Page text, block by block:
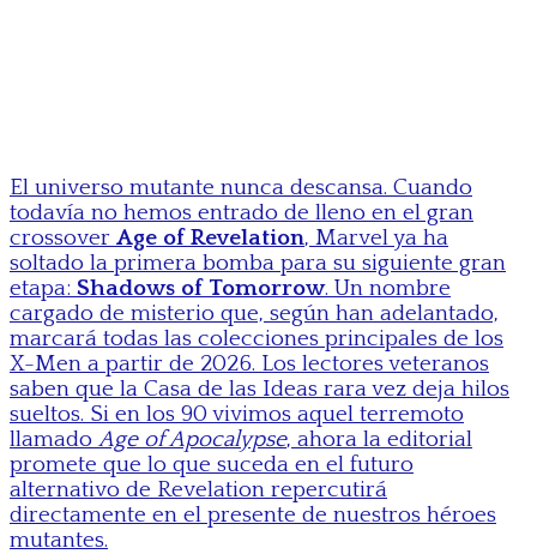
El universo mutante nunca descansa. Cuando
todavía no hemos entrado de lleno en el gran
crossover Age of Revelation, Marvel ya ha
soltado la primera bomba para su siguiente gran
etapa: Shadows of Tomorrow. Un nombre
cargado de misterio que, según han adelantado,
marcará todas las colecciones principales de los
X-Men a partir de 2026. Los lectores veteranos
saben que la Casa de las Ideas rara vez deja hilos
sueltos. Si en los 90 vivimos aquel terremoto
llamadoAge of Apocalypse, ahora la editorial
promete que lo que suceda en el futuro
alternativo de Revelation repercutirá
directamente en el presente de nuestros héroes
mutantes.